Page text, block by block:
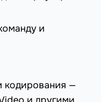
и
кодирования —